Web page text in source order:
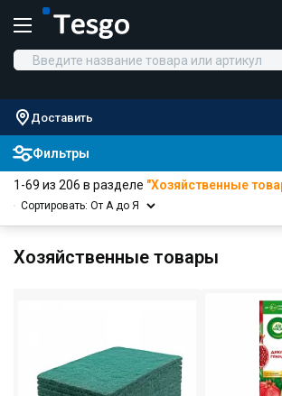
Доставить
Фильтры
1-69 из 206 в разделе "Хозяйственные
Сортировать: От А до Я
Хозяйственные товары